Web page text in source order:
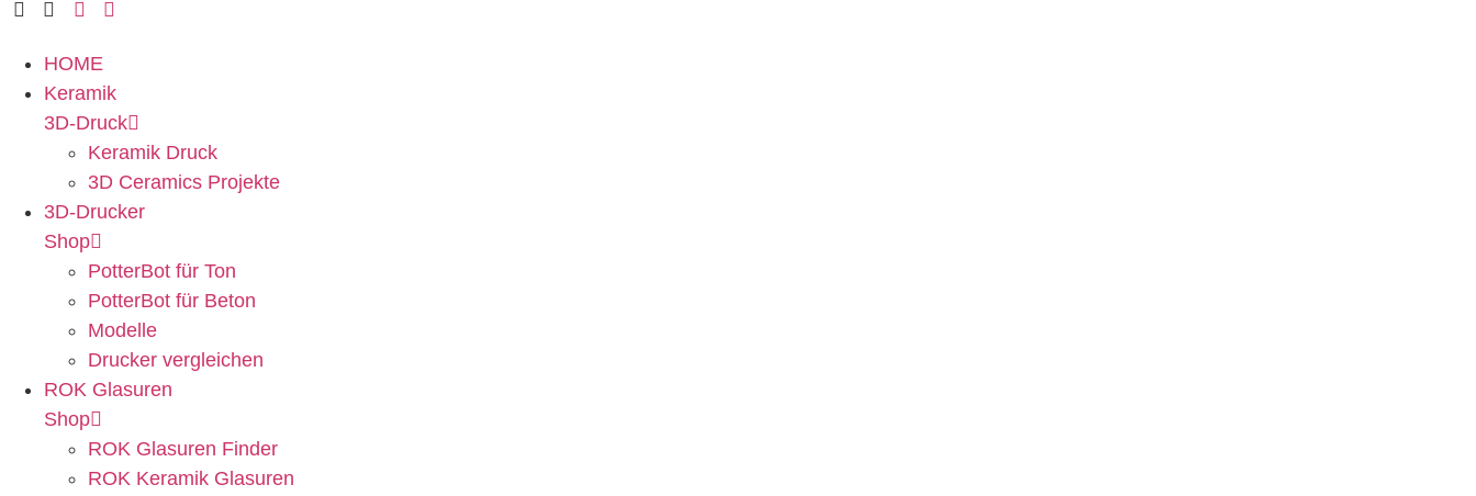
HOME
Keramik
3D-Druck
Keramik Druck
3D Ceramics Projekte
3D-Drucker
Shop
PotterBot für Ton
PotterBot für Beton
Modelle
Drucker vergleichen
ROK Glasuren
Shop
ROK Glasuren Finder
ROK Keramik Glasuren